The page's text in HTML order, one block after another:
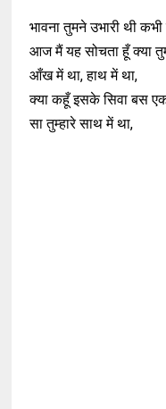
भावना तुमने उभारी थी
आज मैं यह सोचता हूँ क्या
आँख में था, हाथ में था,
क्या कहूँ इसके सिवा बस
सा तुम्हारे साथ में था,